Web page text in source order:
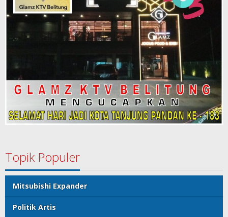
Topik Populer
Mitsubishi Expander
Politik Artis